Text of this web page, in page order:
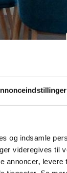
og indsamle
videregives til
annoncer, levere
4